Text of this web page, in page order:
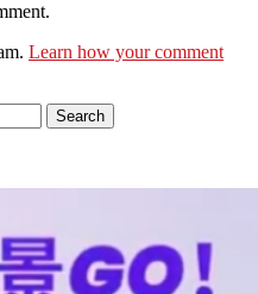
Learn how your comment
Search